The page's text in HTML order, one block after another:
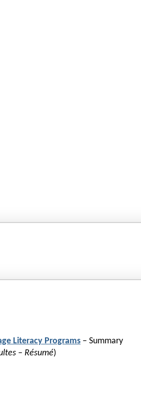
Literacy Programs – Summary
– Résumé)